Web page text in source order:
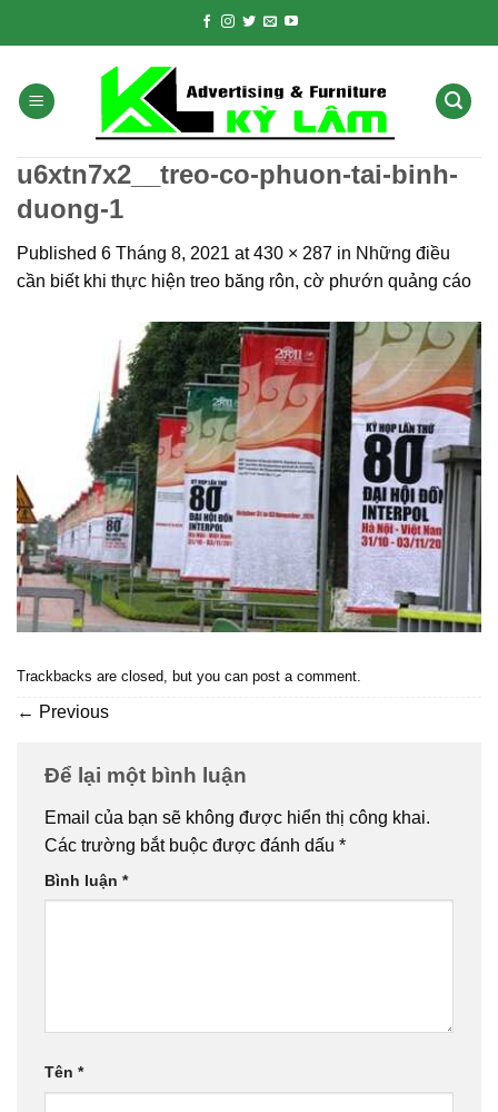
u6xtn7x2__treo-co-phuon-tai-binh-
duong-1
Published 6 Tháng 8, 2021 at430 × 287 in Những điều
cần biết khi thực hiện treo băng rôn, cờ phướn quảng cáo
Trackbacks are closed, but you can post a comment.
← Previous
Để lại một bình luận
Email của bạn sẽ không được hiển thị công khai.
Các trường bắt buộc được đánh dấu *
Bình luận *
Tên *